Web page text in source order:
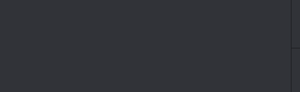
playtests. A combinação de quebra-
conhecer o sistema de assaltos sem
positivas elogiando o núcleo divertido e